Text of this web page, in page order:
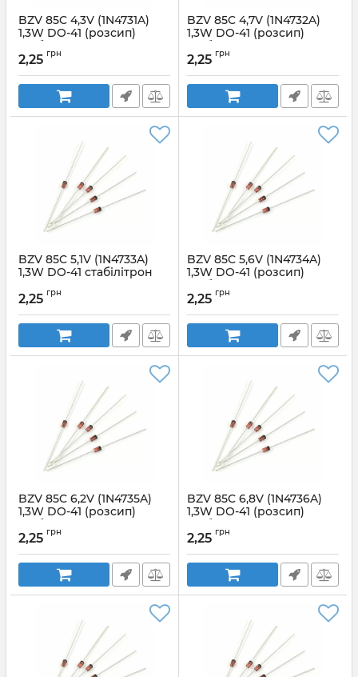
BZV 85C 4,3V (1N4731A)
1,3W DO-41 (розсип)
стабілітрон YANGJIE
Артикул:
2,25 грн
BZV 85C 4,7V (1N4732A)
1,3W DO-41 (розсип)
стабілітрон YANGJIE
Артикул:
2,25 грн
BZV 85C 5,1V (1N4733A)
1,3W DO-41 стабілітрон
BZV85C5,1V(1N4733A)1,3W
2,25 грн
BZV 85C 5,6V (1N4734A)
1,3W DO-41 (розсип)
стабілітрон LGE
Артикул:
2,25 грн
BZV 85C 6,2V (1N4735A)
1,3W DO-41 (розсип)
стабілітрон LGE
Артикул:
2,25 грн
BZV 85C 6,8V (1N4736A)
1,3W DO-41 (розсип)
стабілітрон LGE
Артикул:
2,25 грн